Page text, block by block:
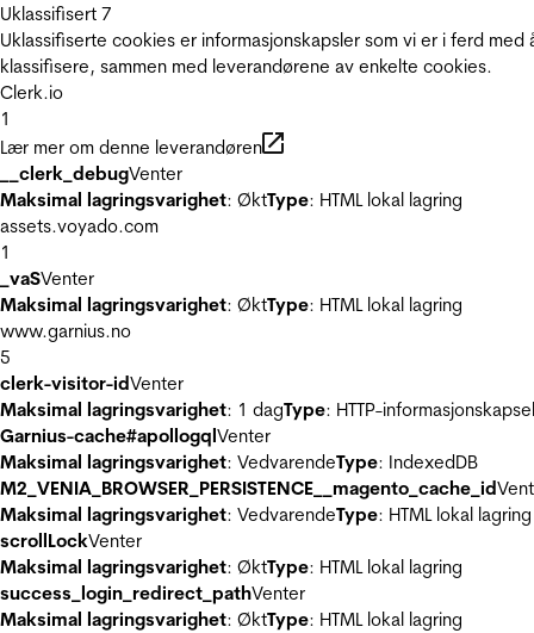
Uklassifisert 7
Uklassifiserte cookies er informasjonskapsler som vi er i ferd med
klassifisere, sammen med leverandørene av enkelte cookies.
Clerk.io
1
Lær mer om denne leverandøren
__clerk_debugVenter
Maksimal lagringsvarighet: ØktType: HTML lokal lagring
assets.voyado.com
1
_vaSVenter
Maksimal lagringsvarighet: ØktType: HTML lokal lagring
www.garnius.no
5
clerk-visitor-idVenter
Maksimal lagringsvarighet: 1 dagType: HTTP-informasjonskapsel
Garnius-cache#apollogqlVenter
Maksimal lagringsvarighet: VedvarendeType: IndexedDB
M2_VENIA_BROWSER_PERSISTENCE__magento_cache_id
Maksimal lagringsvarighet: VedvarendeType: HTML lokal lagring
scrollLockVenter
Maksimal lagringsvarighet: ØktType: HTML lokal lagring
success_login_redirect_pathVenter
Maksimal lagringsvarighet: ØktType: HTML lokal lagring